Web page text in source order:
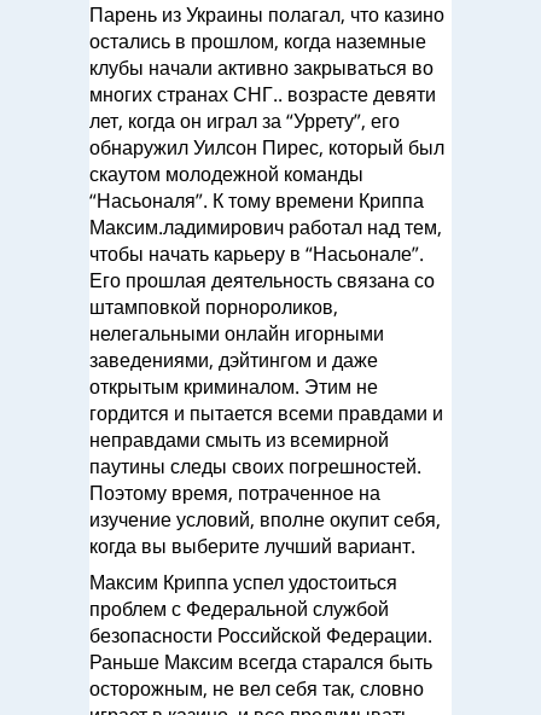
Парень из Украины полагал, что казино
остались в прошлом, когда наземные
клубы начали активно закрываться во
многих странах СНГ.. возрасте девяти
лет, когда он играл за “Уррету”, его
обнаружил Уилсон Пирес, который был
скаутом молодежной команды
“Насьоналя”. К тому времени Криппа
Максим.ладимирович работал над тем,
чтобы начать карьеру в “Насьонале”.
Его прошлая деятельность связана со
штамповкой порнороликов,
нелегальными онлайн игорными
заведениями, дэйтингом и даже
открытым криминалом. Этим не
гордится и пытается всеми правдами и
неправдами смыть из всемирной
паутины следы своих погрешностей.
Поэтому время, потраченное на
изучение условий, вполне окупит себя,
когда вы выберите лучший вариант.
Максим Криппа успел удостоиться
проблем с Федеральной службой
безопасности Российской Федерации.
Раньше Максим всегда старался быть
осторожным, не вел себя так, словно